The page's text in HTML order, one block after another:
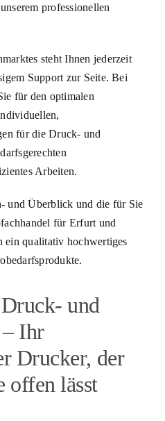
professionellen
steht Ihnen jederzeit
Support zur Seite. Bei
für den optimalen
für die Druck- und
Arbeiten.
und Überblick und die für Sie
für Erfurt und
ein qualitativ hochwertiges
und
Ihr
Drucker, der
offen lässt